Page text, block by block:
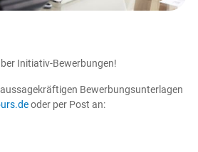
Initiativ-Bewerbungen!
Bewerbungsunterlagen
oder per Post an: